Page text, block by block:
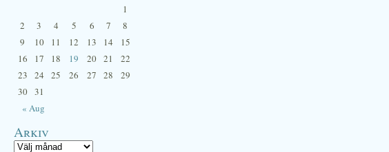
« Aug
1
2
3 4 5 6 7
8
9
10 11 12 13 14
15
16
17 18 19 20 21
22
23
24 25 26 27 28
29
30 31
Arkiv